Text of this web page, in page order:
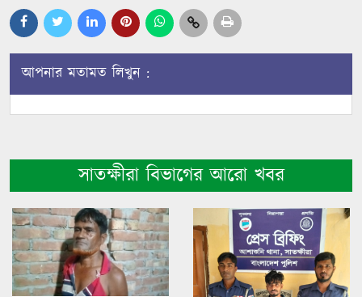
আপনার মতামত লিখুন :
সাতক্ষীরা বিভাগের আরো খবর